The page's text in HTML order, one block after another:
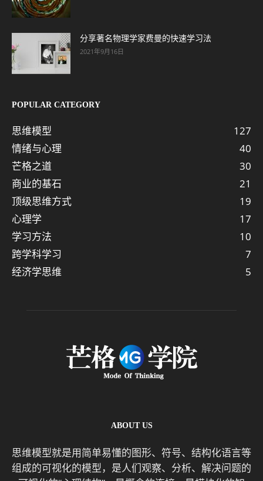
分享著名物理学家费曼的快速学习法
2021年9月16日
POPULAR CATEGORY
思维模型
127
情绪与心理
40
芒格之道
30
商业的基石
21
顶级思维方式
19
心理学
17
学习方法
10
跨学科学习
7
经济学思维
5
ABOUT US
思维模型就是用简单易懂的图形、符号、结构化语言等
组成的可视化的模型，是人们观察、分析、解决问题的